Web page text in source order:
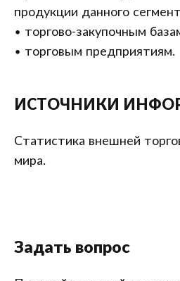
продукции данного
• торгово-закупочным
• торговым предприятиям.
ИСТОЧНИКИ
Статистика внешней
мира.
Задать вопрос